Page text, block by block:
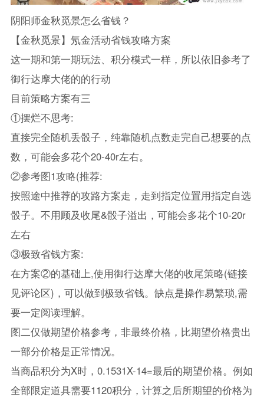
阴阳师金秋觅景怎么省钱？
【金秋觅景】氖金活动省钱攻略方案
这一期和第一期玩法、积分模式一样，所以依旧参考了
御行达摩大佬的的行动
目前策略方案有三
①摆烂不思考:
直接完全随机丢骰子，纯靠随机点数走完自己想要的点
数，可能会多花个20-40r左右。
②参考图1攻略(推荐:
按照途中推荐的攻路方案走，走到指定位置用指定自选
骰子。不用顾及收尾&骰子溢出，可能会多花个10-20r
左右
③极致省钱方案:
在方案②的基础上,使用御行达摩大佬的收尾策略(链接
见评论区)，可以做到极致省钱。缺点是操作易繁琐,需
要一定阅读理解。
图二仅做期望价格参考，非最终价格，比期望价格贵出
一部分价格是正常情况。
当商品积分为X时，0.1531X-14=最后的期望价格。例如
全部限定道具需要1120积分，计算之后所期望的价格为